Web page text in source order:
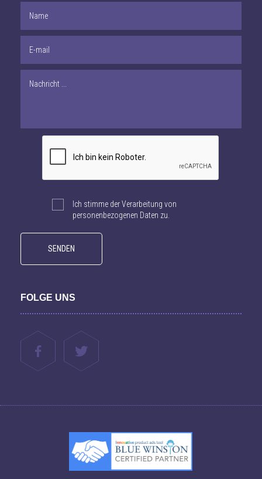
Ich stimme der Verarbeitung von
personenbezogenen Daten zu.
FOLGE UNS